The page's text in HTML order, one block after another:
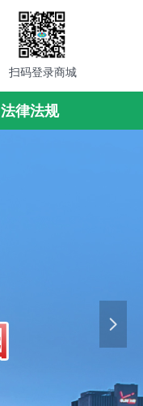
法律法规
扫码登录商城
넲